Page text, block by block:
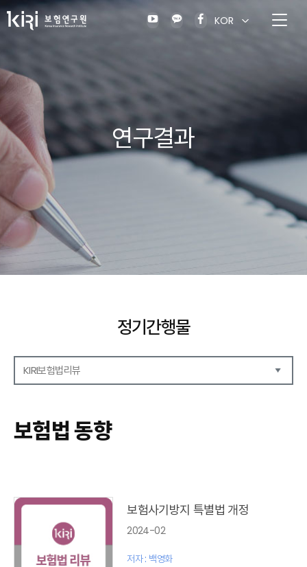
KOR
연구결과
정기간행물
KIRI보험법리뷰
보험금융연구
KIRI 리포트
포커스
특별기고
보험법 동향
보험법 동향
보험사기방지 특별법 개정
2024-02
저자 : 백영화